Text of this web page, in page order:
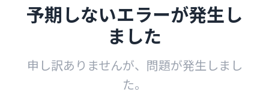
予期しないエラーが発生し
ました
申し訳ありませんが、問題が発生しまし
た。